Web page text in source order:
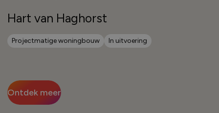
Hart van Haghorst
Projectmatige woningbouw In uitvoering
Ontdek meer